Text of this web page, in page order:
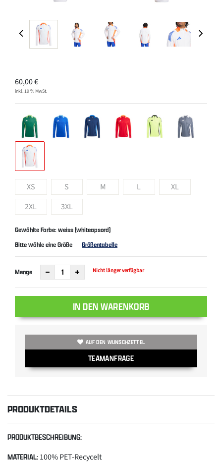
60,00€
inkl. 19 % MwSt.
XS S M L
XL
2XL
3XL
Gewählte Farbe: weiss (whiteapsord)
Bitte wähle eine Größe
Größentabelle
Menge Nicht länger verfügbar
IN DEN WARENKORB
AUF DEN WUNSCHZETTEL
TEAMANFRAGE
PRODUKTDETAILS
PRODUKTBESCHREIBUNG:
MATERIAL: 100% PET-Recycelt